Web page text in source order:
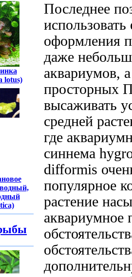
lotus)
Последнее
использовать
оформления
даже
аквариумов,
просторных
высаживать
средней
где
синнема
difformis
популярное
растение
аквариумное